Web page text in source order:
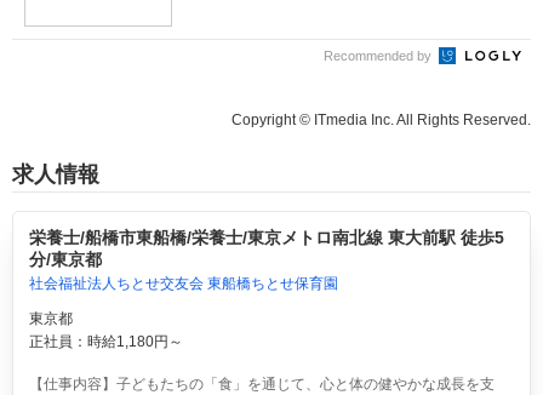
Recommended by
Copyright © ITmedia Inc. All Rights Reserved.
求人情報
栄養士/船橋市東船橋/栄養士/東京メトロ南北線 東大前駅 徒歩5
分/東京都
社会福祉法人ちとせ交友会 東船橋ちとせ保育園
東京都
正社員：時給1,180円～
【仕事内容】子どもたちの「食」を通じて、心と体の健やかな成長を支